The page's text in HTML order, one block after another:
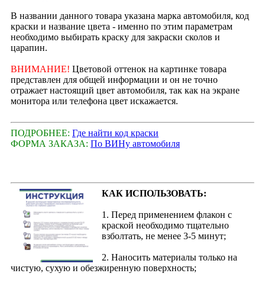
В названии данного товара указана марка автомобиля, код
краски и название цвета - именно по этим параметрам
необходимо выбирать краску для закраски сколов и
царапин.
ВНИМАНИЕ! Цветовой оттенок на картинке товара
представлен для общей информации и он не точно
отражает настоящий цвет автомобиля, так как на экране
монитора или телефона цвет искажается.
ПОДРОБНЕЕ: Где найти код краски
ФОРМА ЗАКАЗА: По ВИНу автомобиля
КАК ИСПОЛЬЗОВАТЬ:
1. Перед применением флакон с
краской необходимо тщательно
взболтать, не менее 3-5 минут;
2. Наносить материалы только на
чистую, сухую и обезжиренную поверхность;